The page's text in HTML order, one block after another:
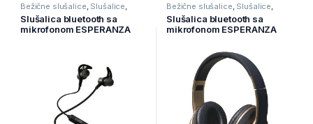
Bežične slušalice Slušalice
Televizori i audio
Slušalica bluetooth sa
mikrofonom ESPERANZA
Bežične slušalice Slušalice
Televizori i audio
Slušalica bluetooth sa
mikrofonom ESPERANZA